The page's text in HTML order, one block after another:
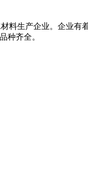
生产企业。企业有
种齐全。